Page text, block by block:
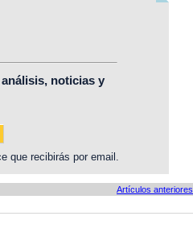
noticias y
que recibirás por email.
Artículos anteriores